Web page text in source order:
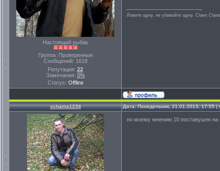
Настоящий рыбак
Группа: Проверенные
Сообщений: 1618
Репутация: 22
Замечания: 0%
Статус: Offline
Ловите щуку, не убивайте щуку. Сlaes
schama1234 Дата: Понедельник, 21.01.2013, 17:55
по моему мнению 10 поставушек на